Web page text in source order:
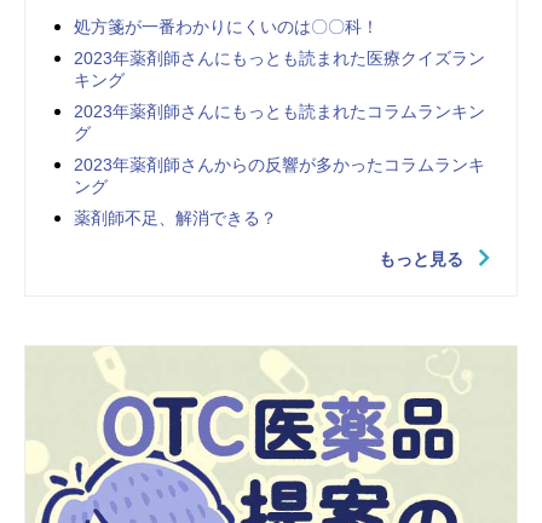
処方箋が一番わかりにくいのは〇〇科！
2023年薬剤師さんにもっとも読まれた医療クイズラン
キング
2023年薬剤師さんにもっとも読まれたコラムランキン
グ
2023年薬剤師さんからの反響が多かったコラムランキ
ング
薬剤師不足、解消できる？
もっと見る